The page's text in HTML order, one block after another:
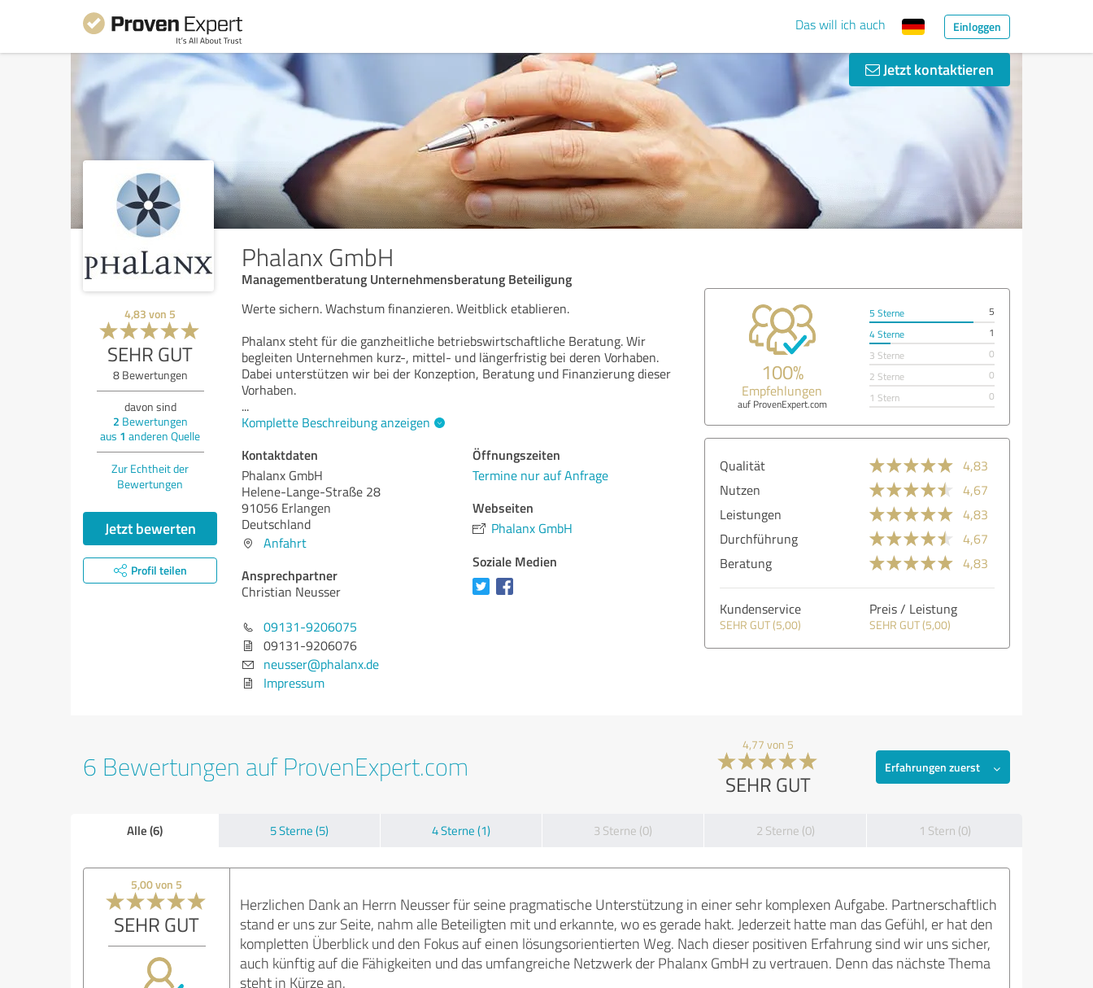
Das will ich auch Einloggen
Jetzt kontaktieren
Phalanx GmbH
Managementberatung Unternehmensberatung Beteiligung
4,83 von 5
SEHR GUT
8Bewertungen
davon sind
2 Bewertungen
aus 1 anderen Quelle
Zur Echtheit der
Bewertungen
Jetzt bewerten
Profil teilen
Werte sichern. Wachstum finanzieren. Weitblick etablieren.
Phalanx steht für die ganzheitliche betriebswirtschaftliche Beratung. Wir
begleiten Unternehmen kurz-, mittel- und längerfristig bei deren Vorhaben.
Dabei unterstützen wir bei der Konzeption, Beratung und Finanzierung dieser
Vorhaben.
...
Komplette Beschreibung anzeigen
Kontaktdaten
Phalanx GmbH
Helene-Lange-Straße 28
91056 Erlangen
Deutschland
Anfahrt
Ansprechpartner
Christian Neusser
09131-9206075
09131-9206076
neusser@phalanx.de
Impressum
Öffnungszeiten
Termine nur auf Anfrage
Webseiten
Phalanx GmbH
Soziale Medien
100%
Empfehlungen
auf ProvenExpert.com
5 Sterne
5
4 Sterne
1
3 Sterne
0
2 Sterne
0
1 Stern
0
Qualität
4,83
Nutzen
4,67
Leistungen
4,83
Durchführung
4,67
Beratung
4,83
Kundenservice
SEHR GUT (5,00)
Preis / Leistung
SEHR GUT (5,00)
6 Bewertungen auf ProvenExpert.com
4,77 von 5
SEHR GUT
Erfahrungen zuerst
Alle (6) 5 Sterne (5) 4 Sterne (1) 3 Sterne (0) 2 Sterne (0) 1 Stern (0)
5,00 von 5
SEHR GUT
Herzlichen Dank an Herrn Neusser für seine pragmatische Unterstützung in einer sehr komplexen Aufgabe. Partnerschaftlich
stand er uns zur Seite, nahm alle Beteiligten mit und erkannte, wo es gerade hakt. Jederzeit hatte man das Gefühl, er hat den
kompletten Überblick und den Fokus auf einen lösungsorientierten Weg. Nach dieser positiven Erfahrung sind wir uns sicher,
auch künftig auf die Fähigkeiten und das umfangreiche Netzwerk der Phalanx GmbH zu vertrauen. Denn das nächste Thema
steht in Kürze an.